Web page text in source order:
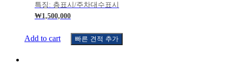
특징: 층표시/주차대수표시
₩1,500,000
Add to cart 빠른 견적 추가